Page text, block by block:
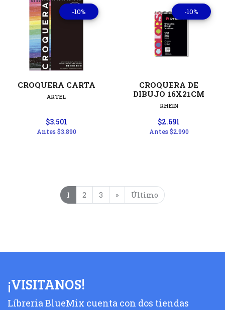
-10%
CROQUERA CARTA
ARTEL
$3.501
Antes$3.890
-10%
CROQUERA DE
DIBUJO 16X21CM
RHEIN
$2.691
Antes$2.990
1 2 3 » Último
¡VISITANOS!
Líbreria BlueMix cuenta con dos tiendas